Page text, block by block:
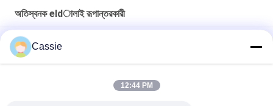
অতিস্বনক eldালাই রূপান্তরকারী
ডুকানে স্টাইল সোনার সামনের মাসগুলি সহ কাস্টমাইজড ওএম অ্যালুমিনিয়াম এলোয় 20Khz
ট্রান্সডুসারCassie
12:44 PM